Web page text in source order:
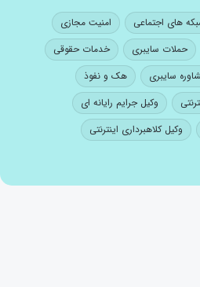
های اجتماعی
امنیت مجازی
حملات سایبری
خدمات حقوقی
سایبری
هک و نفوذ
وکیل جرایم رایانه ای
وکیل کلاهبرداری اینترنتی